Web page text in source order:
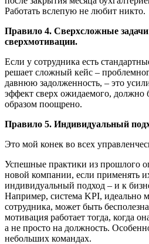
Работать вслепую не любит никто.
Правило 4. Сверхсложные
сверхмотивации.
Если у сотрудника есть
решает сложный кейс –
давнюю задолженность, – это
эффект сверх ожидаемого, должно
образом поощрено.
Правило 5. Индивидуальный
Это мой конек во всех
Успешные практики из прошлого
новой компании, если применять
индивидуальный подход – и к
Например, система KPI, идеально
сотрудника, может быть
мотивация работает тогда, когда
а не просто на должность.
небольших командах.